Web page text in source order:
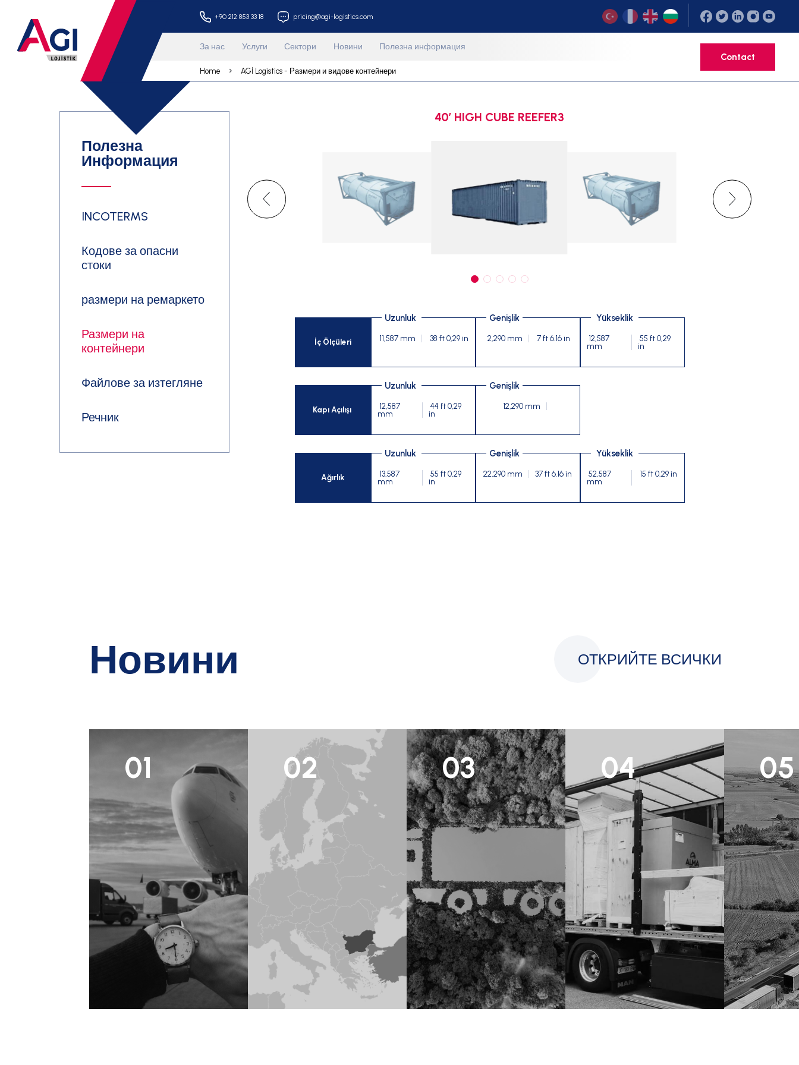
+90 212 853 33 18 pricing@agi-logistics.com
За нас Услуги Полезна информация
Home AGİ Logistics - Размери и видове контейнери
Полезна
Информация
INCOTERMS
Кодове за опасни
стоки
размери на ремаркето
Размери на
контейнери
Файлове за изтегляне
Речник
40’ HIGH CUBE REEFER3
İç Ölçüleri
Uzunluk
11,587 mm 38 ft 0,29 in
Genişlik
2,290 mm 7 ft 6.16 in
Yükseklik
12,587
mm
55 ft 0,29
in
Kapı Açılışı
Uzunluk
12,587
mm
44 ft 0,29
in
Genişlik
12,290 mm
Ağırlık
Uzunluk
13,587
mm
55 ft 0,29
in
Genişlik
22,290 mm 37 ft 6.16 in
Yükseklik
52,587
mm
15 ft 0,29 in
Новини ОТКРИЙТЕ ВСИЧКИ
01 02 03 04 05